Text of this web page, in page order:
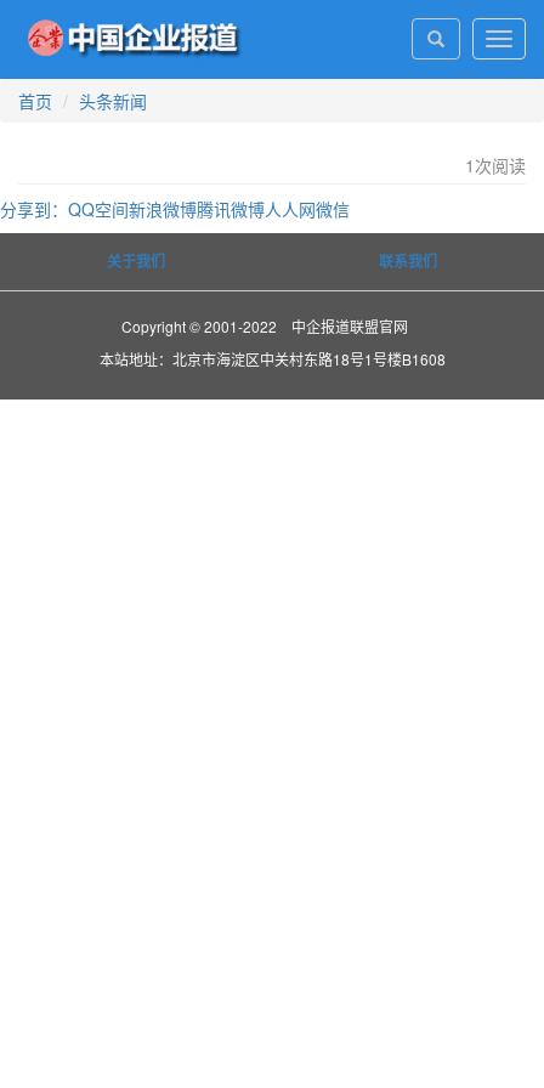
首页
头条新闻
1 次阅读
分享到： QQ空间新浪微博腾讯微博人人网微信
关于我们 联系我们
Copyright © 2001-2022 中企报道联盟官网
本站地址：北京市海淀区中关村东路18号1号楼B1608